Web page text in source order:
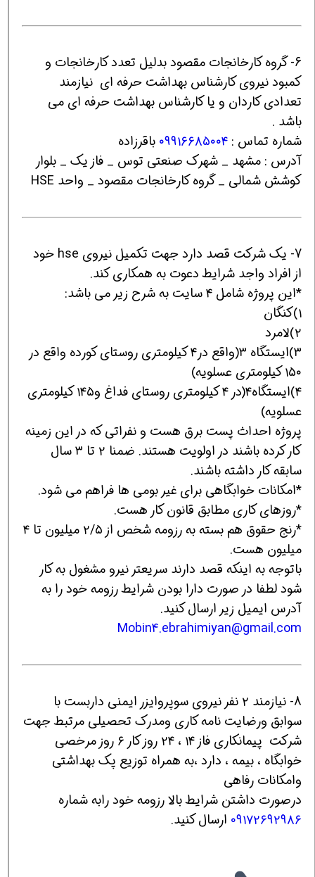
6- گروه کارخانجات مقصود بدلیل تعدد کارخانجات و
کمبود نیروی کارشناس بهداشت حرفه ای نیازمند
تعدادی کاردان و یا کارشناس بهداشت حرفه ای می
باشد .
شماره تماس : ۰۹۹۱۶۶۸۵۰۰۴ باقرزاده
آدرس : مشهد _ شهرک صنعتی توس _ فاز یک _ بلوار
کوشش شمالی _ گروه کارخانجات مقصود _ واحد HSE
7- یک شرکت قصد دارد جهت تکمیل نیروی hse خود
از افراد واجد شرایط دعوت به همکاری کند.
*این پروژه شامل ۴ سایت به شرح زیر می باشد:
۱)کنگان
۲)لامرد
۳)ایستگاه ۳(واقع در۴ کیلومتری روستای کورده واقع در
۱۵۰ کیلومتری عسلویه)
۴)ایستگاه۴(در ۴ کیلومتری روستای فداغ و۱۴۵ کیلومتری
عسلویه)
پروژه احداث پست برق هست و نفراتی که در این زمینه
کار کرده باشند در اولویت هستند. ضمنا ۲ تا ۳ سال
سابقه کار داشته باشند.
*امکانات خوابگاهی برای غیر بومی ها فراهم می شود.
*روزهای کاری مطابق قانون کار هست.
*رنج حقوق هم بسته به رزومه شخص از ۲/۵ میلیون تا ۴
میلیون هست.
باتوجه به اینکه قصد دارند سریعتر نیرو مشغول به کار
شود لطفا در صورت دارا بودن شرایط رزومه خود را به
آدرس ایمیل زیر ارسال کنید.
Mobin4.ebrahimiyan@gmail.com
8- نیازمند ۲ نفر نیروی سوپروایزر ایمنی داربست با
سوابق ورضایت نامه کاری ومدرک تحصیلی مرتبط جهت
شرکت پیمانکاری فاز ۱۴ ، ۲۴ روز کار ۶ روز مرخصی
خوابگاه ، بیمه ، دارد ،به همراه توزیع پک بهداشتی
وامکانات رفاهی
درصورت داشتن شرایط بالا رزومه خود رابه شماره
۰۹۱۷۲۶۹۲۹۸۶ ارسال کنید.